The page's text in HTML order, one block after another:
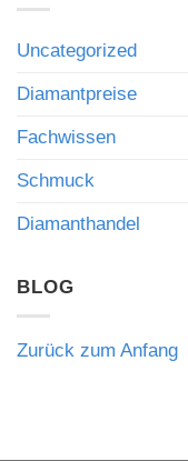
bedeutet
Auktionsergebnisse
den
Wert
Edelsteine
Uncategorized
Diamantpreise
Fachwissen
Schmuck
Diamanthandel
BLOG
Zurück zum Anfang